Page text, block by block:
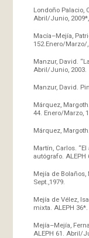
Londoño Palacio,
Abril/Junio, 2009*,
Macía–Mejía,
152.Enero/Marzo/,
Manzur, David.
Abril/Junio, 2003.
Manzur, David.
Márquez,
44. Enero/Marzo,
Márquez,
Martín, Carlos.
autógrafo. ALEPH
Mejía de Bolaños,
Sept.,1979.
Mejía de Vélez,
mixta. ALEPH 36*.
Mejía–Mejía,
ALEPH 61. Abril/